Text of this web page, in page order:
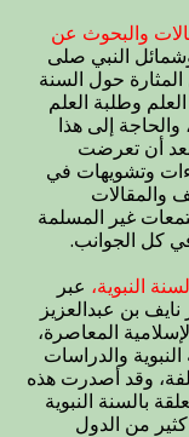
والبحوث عن
النبي صلى
حول السنة
وطلبة العلم
إلى هذا
أن تعرضت
وتشويهات في
والمقالات
غير المسلمة
كل الجوانب.
النبوية، عبر
بن عبدالعزيز
المعاصرة،
والدراسات
وقد أصدرت هذه
بالسنة النبوية
من الدول